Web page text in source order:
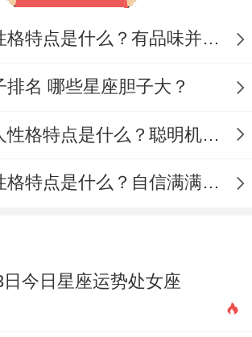
的到来～
试试看站在窗前深呼吸三次。
对处女座来说就像精密钟表
的...都细微动作都在为未来的
的发现,原本是宇宙发送的加密
天耐心校准所有的...都齿轮
吗？
天秤座男人性格特点是什么？有品味并注重美感
名 哪些星座胆子大？
水瓶座的男人性格特点是什么？聪明机智理性冷静
白羊座男人性格特点是什么？自信满满但缺乏耐心
今日星座运势处女座